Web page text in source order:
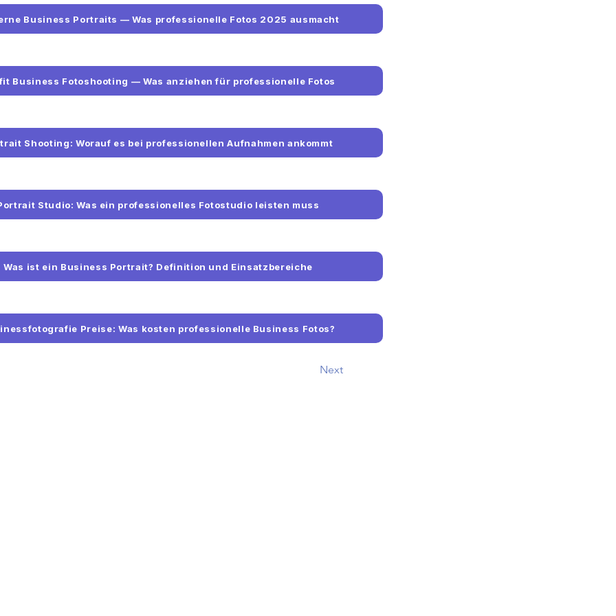
Business Portraits — Was professionelle Fotos 2025 ausmacht
Business Fotoshooting — Was anziehen für professionelle Fotos
Shooting: Worauf es bei professionellen Aufnahmen ankommt
Studio: Was ein professionelles Fotostudio leisten muss
Was ist ein Business Portrait? Definition und Einsatzbereiche
Preise: Was kosten professionelle Business Fotos?
Next